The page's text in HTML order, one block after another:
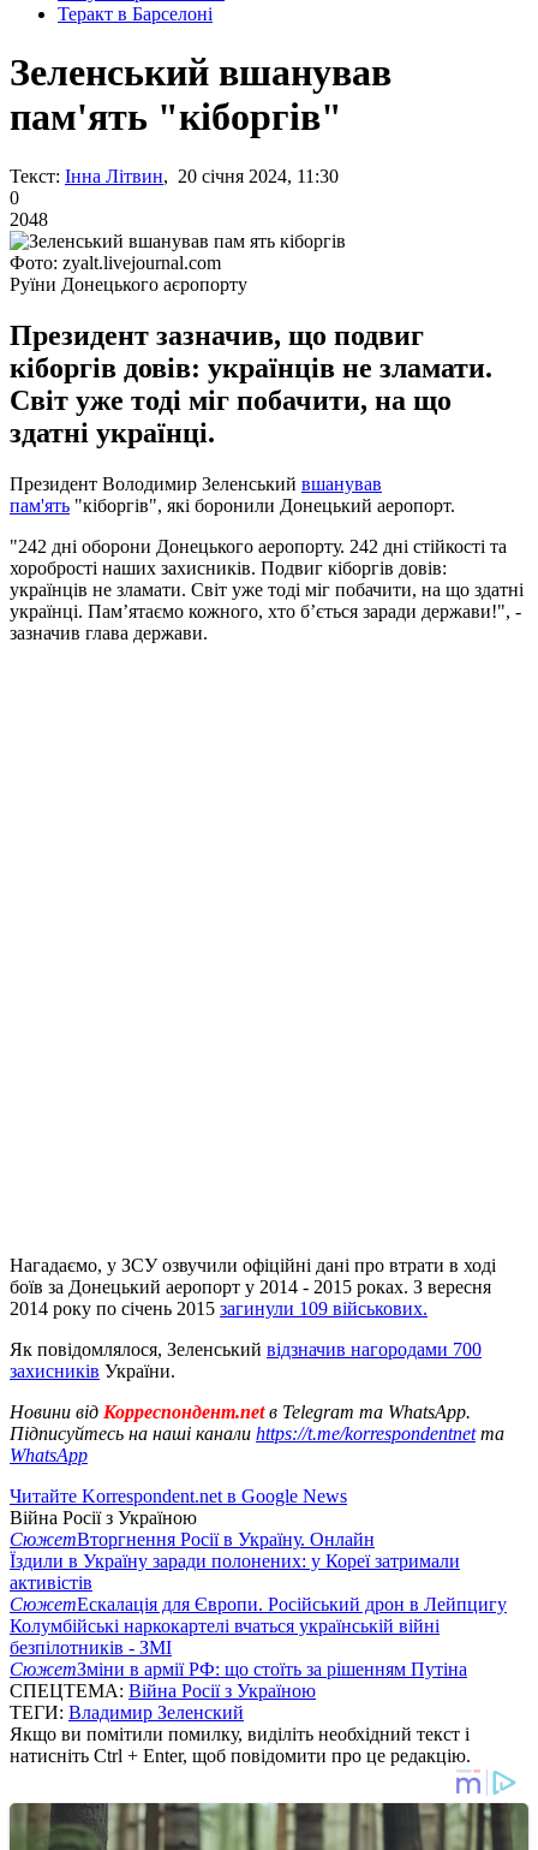
Теракт в Барселоні
Зеленський вшанував
пам'ять "кіборгів"
Текст: Інна Літвин, 20 січня 2024, 11:30
0
2048
Фото: zyalt.livejournal.com
Руїни Донецького аєропорту
Президент зазначив, що подвиг
кіборгів довів: українців не зламати.
Світ уже тоді міг побачити, на що
здатні українці.
Президент Володимир Зеленський вшанував
пам'ять "кіборгів", які боронили Донецький аеропорт.
"242 дні оборони Донецького аеропорту. 242 дні стійкості та
хоробрості наших захисників. Подвиг кіборгів довів:
українців не зламати. Світ уже тоді міг побачити, на що здатні
українці. Памʼятаємо кожного, хто бʼється заради держави!", -
зазначив глава держави.
Нагадаємо, у ЗСУ озвучили офіційні дані про втрати в ході
боїв за Донецький аеропорт у 2014 - 2015 роках. З вересня
2014 року по січень 2015 загинули 109 військових.
Як повідомлялося, Зеленський відзначив нагородами 700
захисників України.
Новини від Корреспондент.netв Telegram та WhatsApp.
Підписуйтесь на наші канали https://t.me/korrespondentnetта
WhatsApp
Читайте Korrespondent.net в Google News
Війна Росії з Україною
СюжетВторгнення Росії в Україну. Онлайн
Їздили в Україну заради полонених: у Кореї затримали
активістів
СюжетЕскалація для Європи. Російський дрон в Лейпцигу
Колумбійські наркокартелі вчаться українській війні
безпілотників - ЗМІ
СюжетЗміни в армії РФ: що стоїть за рішенням Путіна
СПЕЦТЕМА: Війна Росії з Україною
ТЕГИ: Владимир Зеленский
Якщо ви помітили помилку, виділіть необхідний текст і
натисніть Ctrl + Enter, щоб повідомити про це редакцію.